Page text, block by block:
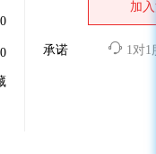
0
0
加
承诺 1对1